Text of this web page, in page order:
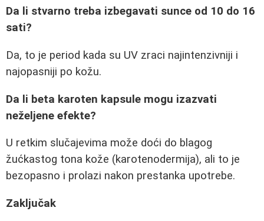
Da li stvarno treba izbegavati sunce od 10 do 16
sati?
Da, to je period kada su UV zraci najintenzivniji i
najopasniji po kožu.
Da li beta karoten kapsule mogu izazvati
neželjene efekte?
U retkim slučajevima može doći do blagog
žućkastog tona kože (karotenodermija), ali to je
bezopasno i prolazi nakon prestanka upotrebe.
Zaključak